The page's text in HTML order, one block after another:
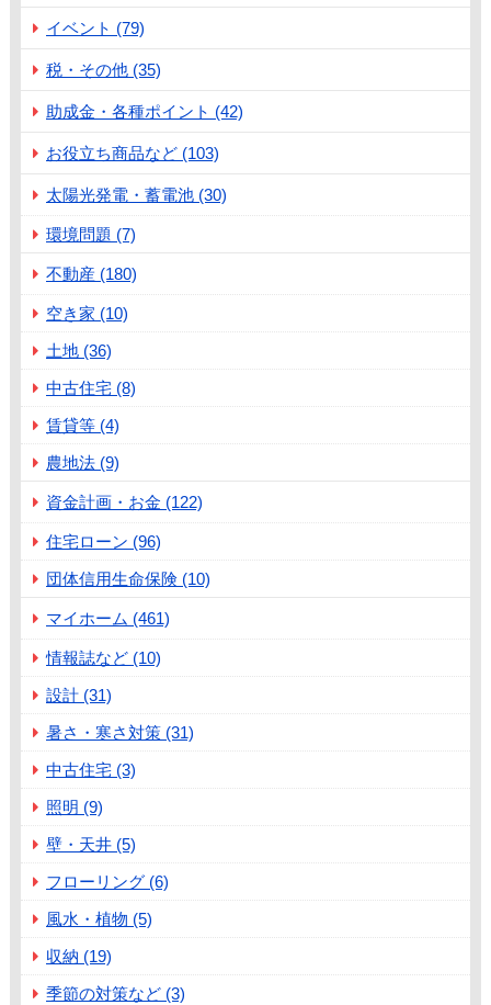
イベント (79)
税・その他 (35)
助成金・各種ポイント (42)
お役立ち商品など (103)
太陽光発電・蓄電池 (30)
環境問題 (7)
不動産 (180)
空き家 (10)
土地 (36)
中古住宅 (8)
賃貸等 (4)
農地法 (9)
資金計画・お金 (122)
住宅ローン (96)
団体信用生命保険 (10)
マイホーム (461)
情報誌など (10)
設計 (31)
暑さ・寒さ対策 (31)
中古住宅 (3)
照明 (9)
壁・天井 (5)
フローリング (6)
風水・植物 (5)
収納 (19)
季節の対策など (3)